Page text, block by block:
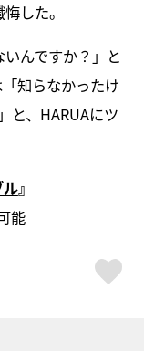
した。
んですか？」と
知らなかったけ
と、HARUAにツ
』
能